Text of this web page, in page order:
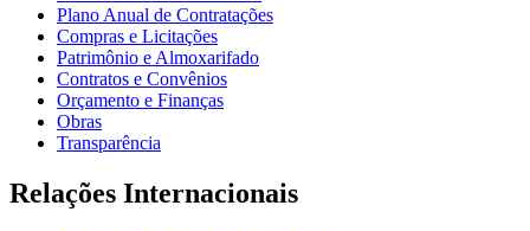
Plano Anual de Contratações
Compras e Licitações
Patrimônio e Almoxarifado
Contratos e Convênios
Orçamento e Finanças
Obras
Transparência
Relações Internacionais